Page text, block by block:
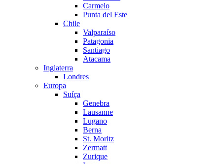
Carmelo
Punta del Este
Chile
Valparaíso
Patagonia
Santiago
Atacama
Inglaterra
Londres
Europa
Suíça
Genebra
Lausanne
Lugano
Berna
St. Moritz
Zermatt
Zurique